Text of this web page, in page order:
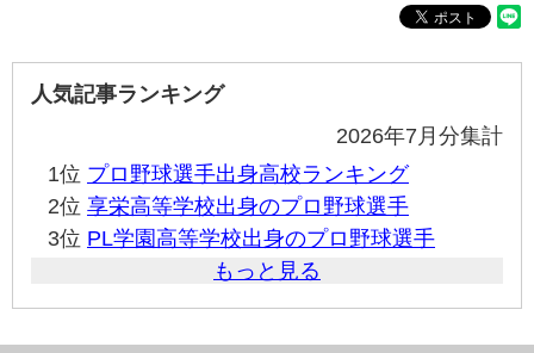
人気記事ランキング
2026年7月分集計
1位 プロ野球選手出身高校ランキング
2位 享栄高等学校出身のプロ野球選手
3位 PL学園高等学校出身のプロ野球選手
もっと見る